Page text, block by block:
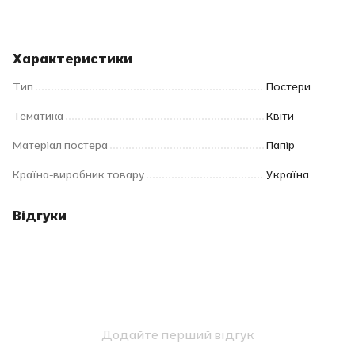
Характеристики
Тип Постери
Тематика Квіти
Матеріал постера Папір
Країна-виробник товару Україна
Відгуки
Додайте перший відгук